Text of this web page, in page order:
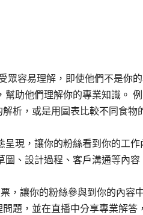
眾容易理解，即使他們不是你
助他們理解你的專業知識。 例
析，或是用圖表比較不同食物
呈現，讓你的粉絲看到你的工作
圖、設計過程、客戶溝通等內容
，讓你的粉絲參與到你的內容
題，並在直播中分享專業解答